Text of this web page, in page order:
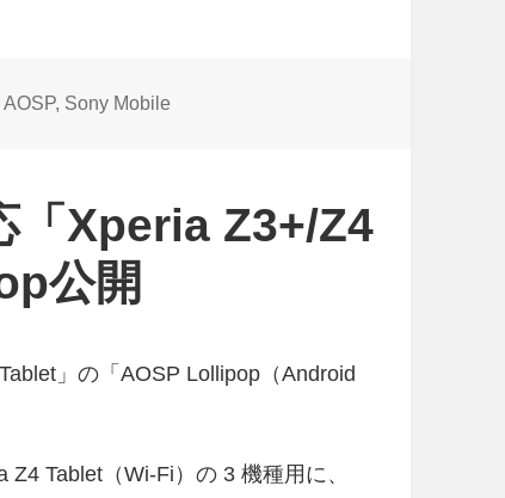
タ
AOSP, Sony Mobile
Xperia Z3+/Z4
公開
」の「AOSP Lollipop（Android
Tablet（Wi-Fi）の 3 機種用に、